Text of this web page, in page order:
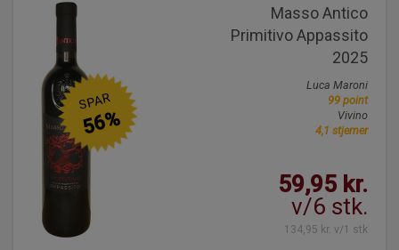
Masso Antico
Primitivo Appassito
2025
Luca Maroni
99 point
Vivino
4,1 stjerner
59,95 kr.
v/6 stk.
134,95 kr. v/1 stk
SPAR
56%